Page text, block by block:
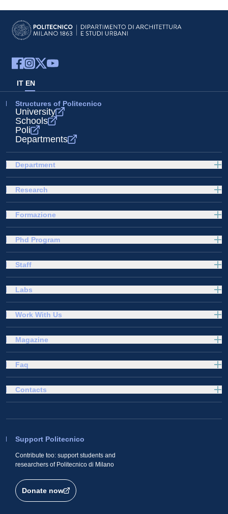
IT EN
Structures of Politecnico
University
Schools
Poli
Departments
Department
Research
Formazione
Phd Program
Staff
Labs
Work With Us
Magazine
Faq
Support Politecnico
Contribute too: support students and
researchers of Politecnico di Milano
Donate now
Contacts